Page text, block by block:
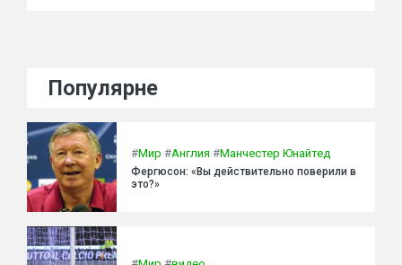
Популярне
#Мир #Англия #Манчестер Юнайтед
Фергюсон: «Вы действительно поверили в
это?»